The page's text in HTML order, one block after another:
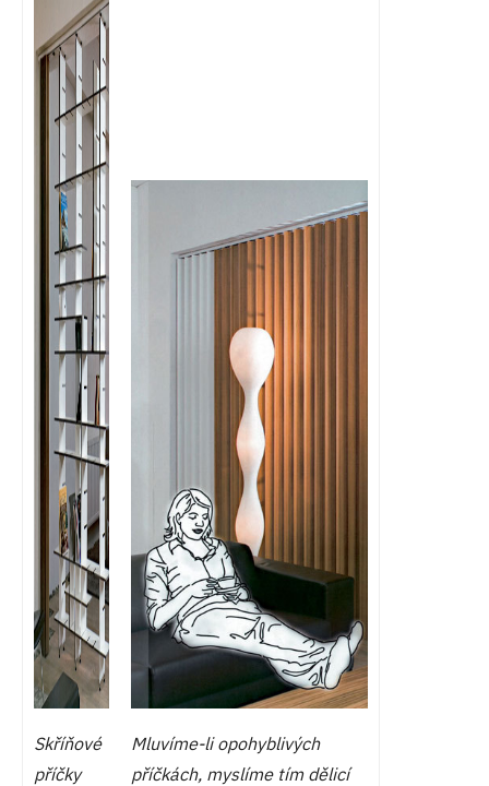
Skříňové
příčky
Mluvíme-li opohyblivých
příčkách, myslíme tím dělicí